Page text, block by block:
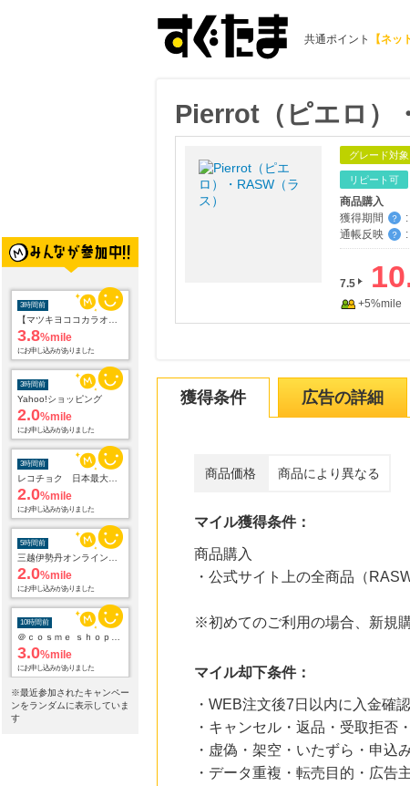
共通ポイント 【ネッ
【マツキヨココカラオンラインストア】マツモトキヨシ・ココカラファイン公式通販サイト
3.8%mile
にお申し込みがありました
3時間前
2.0%mile
にお申し込みがありました
3時間前
レコチョク 日本最大級の音楽配信サイト
2.0%mile
にお申し込みがありました
5時間前
三越伊勢丹オンラインストア
2.0%mile
にお申し込みがありました
10時間前
＠ｃｏｓｍｅ ｓｈｏｐｐｉｎｇ
3.0%mile
にお申し込みがありました
12時間前
1.5%mile
にお申し込みがありました
※最近参加されたキャンペー
ンをランダムに表示していま
す
Pierrot（ピエロ）
グレード対象
リピート可
商品購入
獲得期間
？ :
通帳反映
？ :
7.5
+5%mile
獲得条件 広告の詳細
商品価格 商品により異なる
マイル獲得条件：
商品購入
・公式サイト上の全商品（
※初めてのご利用の場合、新規
マイル却下条件：
・WEB注文後7日以内に入金確
・キャンセル・返品・受取拒否
・虚偽・架空・いたずら・申込
・データ重複・転売目的・広告